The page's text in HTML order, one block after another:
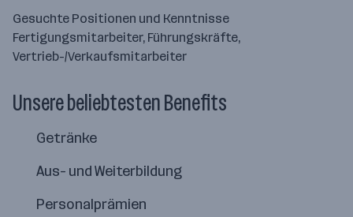
Gesuchte Positionen und Kenntnisse
Fertigungsmitarbeiter, Führungskräfte,
Vertrieb-/Verkaufsmitarbeiter
Unsere beliebtesten Benefits
Getränke
Aus- und Weiterbildung
Personalprämien